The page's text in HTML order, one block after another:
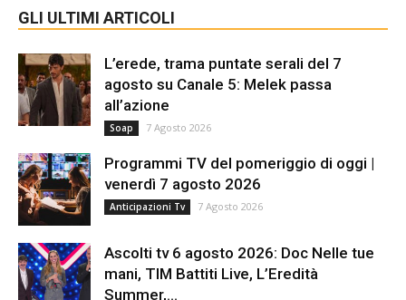
GLI ULTIMI ARTICOLI
L’erede, trama puntate serali del 7
agosto su Canale 5: Melek passa
all’azione
Soap 7 Agosto 2026
Programmi TV del pomeriggio di oggi |
venerdì 7 agosto 2026
Anticipazioni Tv 7 Agosto 2026
Ascolti tv 6 agosto 2026: Doc Nelle tue
mani, TIM Battiti Live, L’Eredità
Summer,...